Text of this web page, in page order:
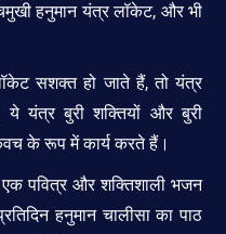
हनुमान यंत्र लॉकेट, और भी
सशक्त हो जाते हैं, तो यंत्र
ये यंत्र बुरी शक्तियों और बुरी
के रूप में कार्य करते हैं।
पवित्र और शक्तिशाली भजन
हनुमान चालीसा का पाठ